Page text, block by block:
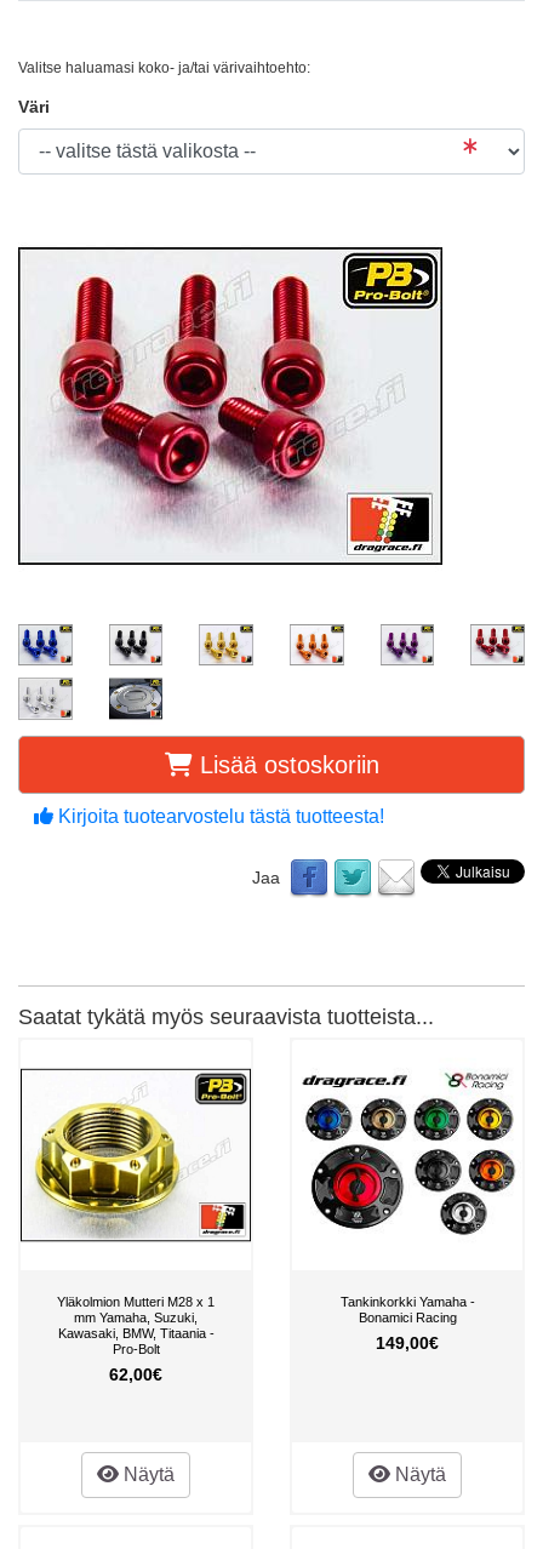
Valitse haluamasi koko- ja/tai värivaihtoehto:
Väri
Lisää ostoskoriin
Kirjoita tuotearvostelu tästä tuotteesta!
Jaa
Saatat tykätä myös seuraavista tuotteista...
Yläkolmion Mutteri M28 x 1
mm Yamaha, Suzuki,
Kawasaki, BMW, Titaania -
Pro-Bolt
62,00€
Näytä
Tankinkorkki Yamaha -
Bonamici Racing
149,00€
Näytä